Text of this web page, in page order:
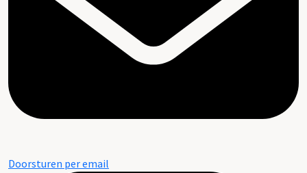
Doorsturen per email